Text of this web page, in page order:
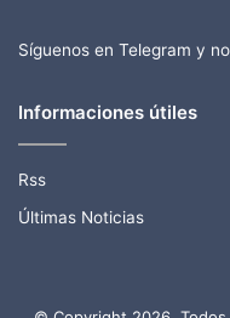
Síguenos en Telegram y
Informaciones útiles
Rss
Últimas Noticias